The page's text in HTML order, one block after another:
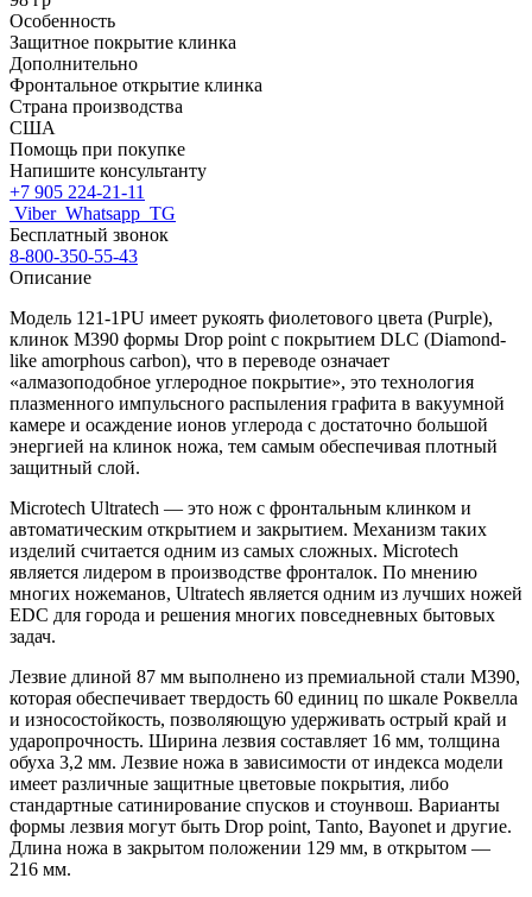
Особенность
Защитное покрытие клинка
Дополнительно
Фронтальное открытие клинка
Страна производства
США
Помощь при покупке
Напишите консультанту
+7 905 224-21-11
Viber Whatsapp TG
Бесплатный звонок
8-800-350-55-43
Описание
Модель 121-1PU имеет рукоять фиолетового цвета (Purple),
клинок M390 формы Drop point с покрытием DLC (Diamond-
like amorphous carbon), что в переводе означает
«алмазоподобное углеродное покрытие», это технология
плазменного импульсного распыления графита в вакуумной
камере и осаждение ионов углерода с достаточно большой
энергией на клинок ножа, тем самым обеспечивая плотный
защитный слой.
Microtech Ultratech — это нож с фронтальным клинком и
автоматическим открытием и закрытием. Механизм таких
изделий считается одним из самых сложных. Microtech
является лидером в производстве фронталок. По мнению
многих ножеманов, Ultratech является одним из лучших ножей
EDC для города и решения многих повседневных бытовых
задач.
Лезвие длиной 87 мм выполнено из премиальной стали M390,
которая обеспечивает твердость 60 единиц по шкале Роквелла
и износостойкость, позволяющую удерживать острый край и
ударопрочность. Ширина лезвия составляет 16 мм, толщина
обуха 3,2 мм. Лезвие ножа в зависимости от индекса модели
имеет различные защитные цветовые покрытия, либо
стандартные сатинирование спусков и стоунвош. Варианты
формы лезвия могут быть Drop point, Tanto, Bayonet и другие.
Длина ножа в закрытом положении 129 мм, в открытом —
216 мм.